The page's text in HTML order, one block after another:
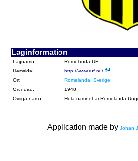
Laginformation
Lagnamn:
Romelanda UF
Hemsida:
http://www.ruf.nu/
Ort:
Romelanda, Sverige
Grundad:
1948
Övriga namn:
Hela namnet är Romelanda
Application made by Johan